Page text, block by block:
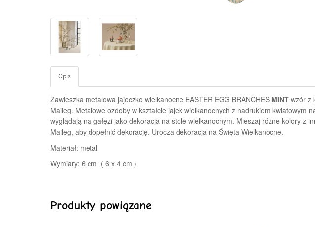
Opis
Zawieszka metalowa jajeczko wielkanocne EASTER EGG BRANCHES MINT wzór z
Maileg. Metalowe ozdoby w kształcie jajek wielkanocnych z nadrukiem kwiatowym
wyglądają na gałęzi jako dekoracja na stole wielkanocnym. Mieszaj różne kolory z
Maileg, aby dopełnić dekorację. Urocza dekoracja na Święta Wielkanocne.
Materiał: metal
Wymiary: 6 cm ( 6 x 4 cm )
Produkty powiązane